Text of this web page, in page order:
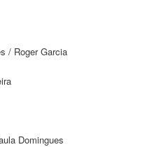
/ Roger Garcia
Domingues